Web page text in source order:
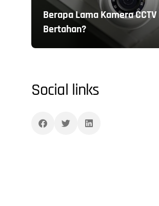
Berapa Lama Kamera
Bertahan?
Social links